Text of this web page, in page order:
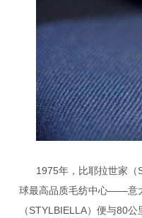
1975年，比耶拉世家（
球最高品质毛纺中心——意
（STYLBIELLA）便与80